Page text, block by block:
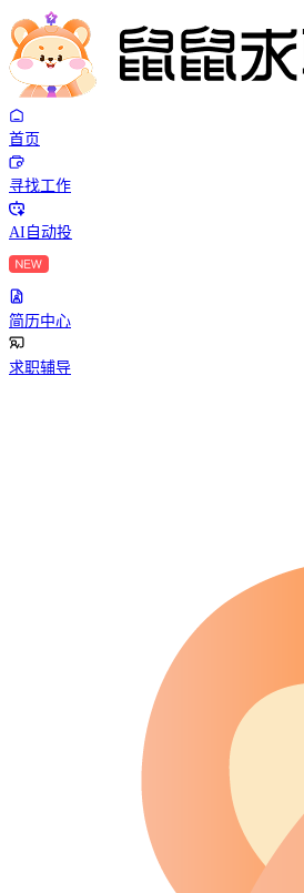
首页
寻找工作
AI自动投
简历中心
求职辅导